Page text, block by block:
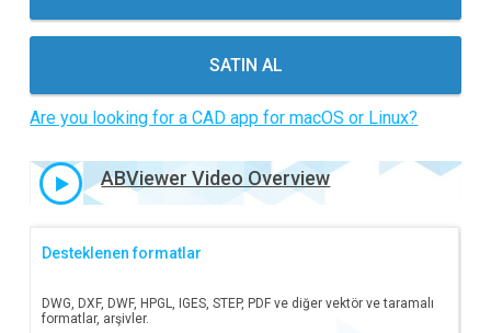
SSS
EULA
SATIN AL
Are you looking for a CAD app for macOS or Linux?
ABViewer Video Overview
Desteklenen formatlar
DWG, DXF, DWF, HPGL, IGES, STEP, PDF ve diğer vektör ve taramalı
formatlar, arşivler.